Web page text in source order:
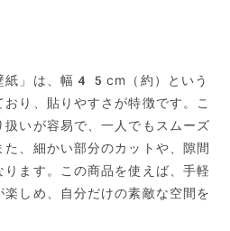
紙」は、幅45cm（約）という
り、貼りやすさが特徴です。こ
いが容易で、一人でもスムーズ
、細かい部分のカットや、隙間
ます。この商品を使えば、手軽
しめ、自分だけの素敵な空間を